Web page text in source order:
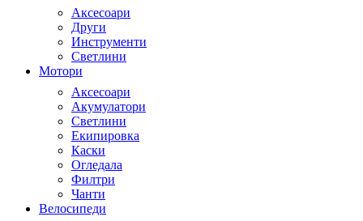
Аксесоари
Други
Инструменти
Светлини
Мотори
Аксесоари
Акумулатори
Светлини
Екипировка
Каски
Огледала
Филтри
Чанти
Велосипеди